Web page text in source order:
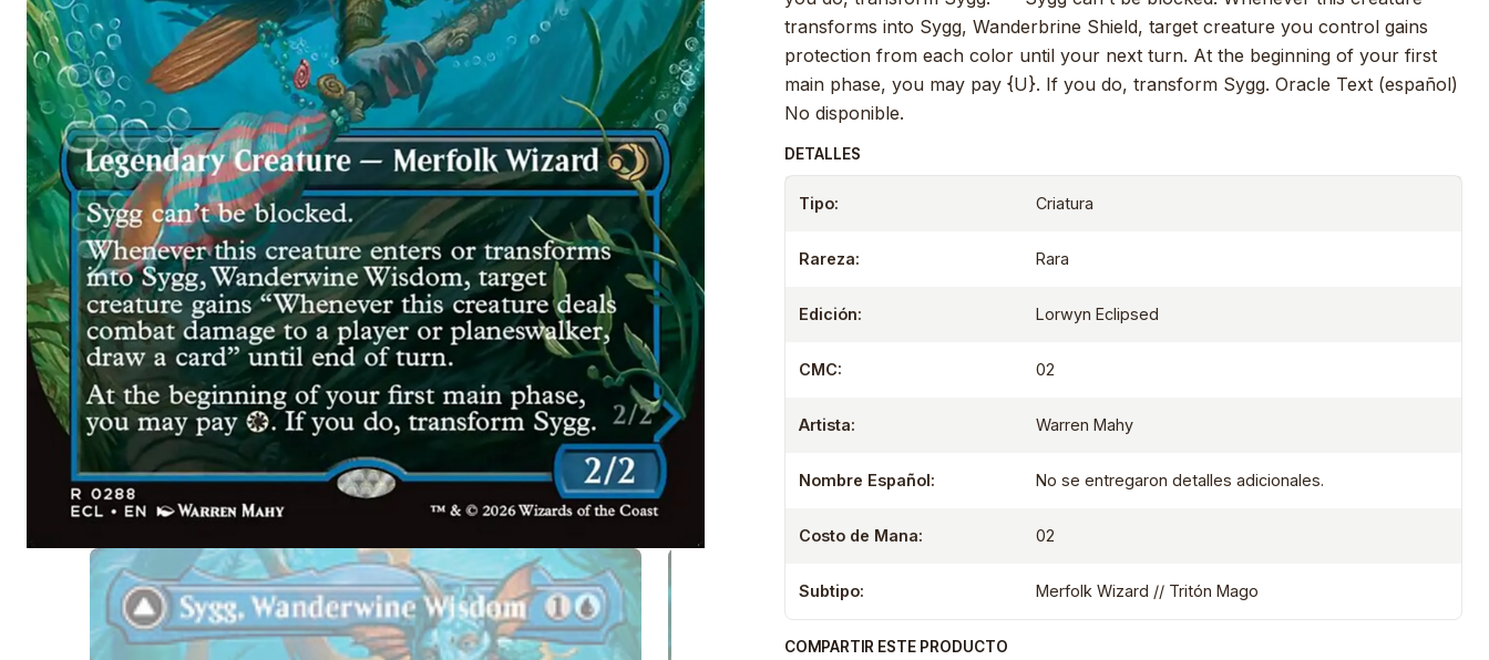
transforms into Sygg, Wanderbrine Shield, target creature you control gains
protection from each color until your next turn. At the beginning of your first
main phase, you may pay {U}. If you do, transform Sygg. Oracle Text (español)
No disponible.
DETALLES
Tipo: Criatura
Rareza: Rara
Edición: Lorwyn Eclipsed
CMC: 02
Artista: Warren Mahy
Nombre Español: No se entregaron detalles adicionales.
Costo de Mana: 02
Subtipo: Merfolk Wizard // Tritón Mago
COMPARTIR ESTE PRODUCTO